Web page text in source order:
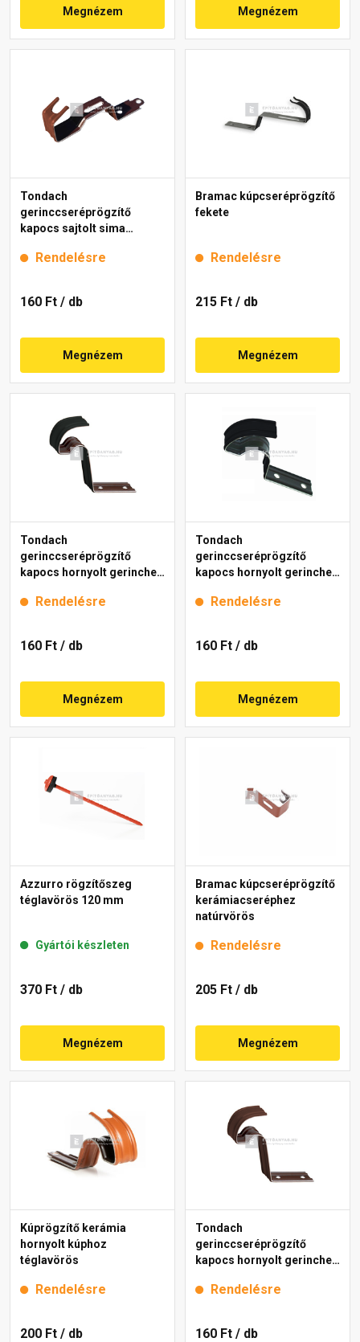
Megnézem Megnézem
Tondach
gerinccseréprögzítő
kapocs sajtolt sima
Rendelésre
160 Ft / db
Megnézem
Bramac kúpcseréprögzítő
fekete
Rendelésre
215 Ft / db
Megnézem
Tondach
gerinccseréprögzítő
kapocs hornyolt gerinchez
Rendelésre
160 Ft / db
Megnézem
Tondach
gerinccseréprögzítő
kapocs hornyolt gerinchez
Rendelésre
160 Ft / db
Megnézem
Azzurro rögzítőszeg
téglavörös 120 mm
Gyártói készleten
370 Ft / db
Megnézem
Bramac kúpcseréprögzítő
kerámiacseréphez
natúrvörös
Rendelésre
205 Ft / db
Megnézem
Kúprögzítő kerámia
hornyolt kúphoz
téglavörös
Rendelésre
200 Ft / db
Tondach
gerinccseréprögzítő
kapocs hornyolt gerinchez
Rendelésre
160 Ft / db